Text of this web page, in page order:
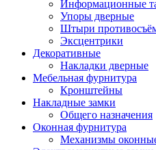
Информационные
Упоры дверные
Штыри
Эксцентрики
Декоративные
Накладки дверные
Мебельная фурнитура
Кронштейны
Накладные замки
Общего назначения
Оконная фурнитура
Механизмы